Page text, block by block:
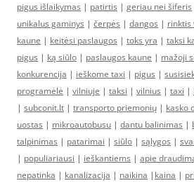
pigus išlaikymas | patirtis | geriau nei šiferis
unikalus gaminys | čerpės | dangos | rinktis
kaune | keitėsi paslaugos | toks yra | taksi
pigus | ką siūlo | paslaugos kaune | mažoji
konkurencija | ieškome taxi | pigus |
programėlė | vilniuje | taksi | vilnius | taxi |
| subconit.lt | transporto priemonių | kasko
uostas | mikroautobusu | dantu balinimas |
talpinimas | patarimai | siūlo | sąlygos |
| populiariausi | ieškantiems | apie
nepatinka | kanalizacija | naikina | kaina |